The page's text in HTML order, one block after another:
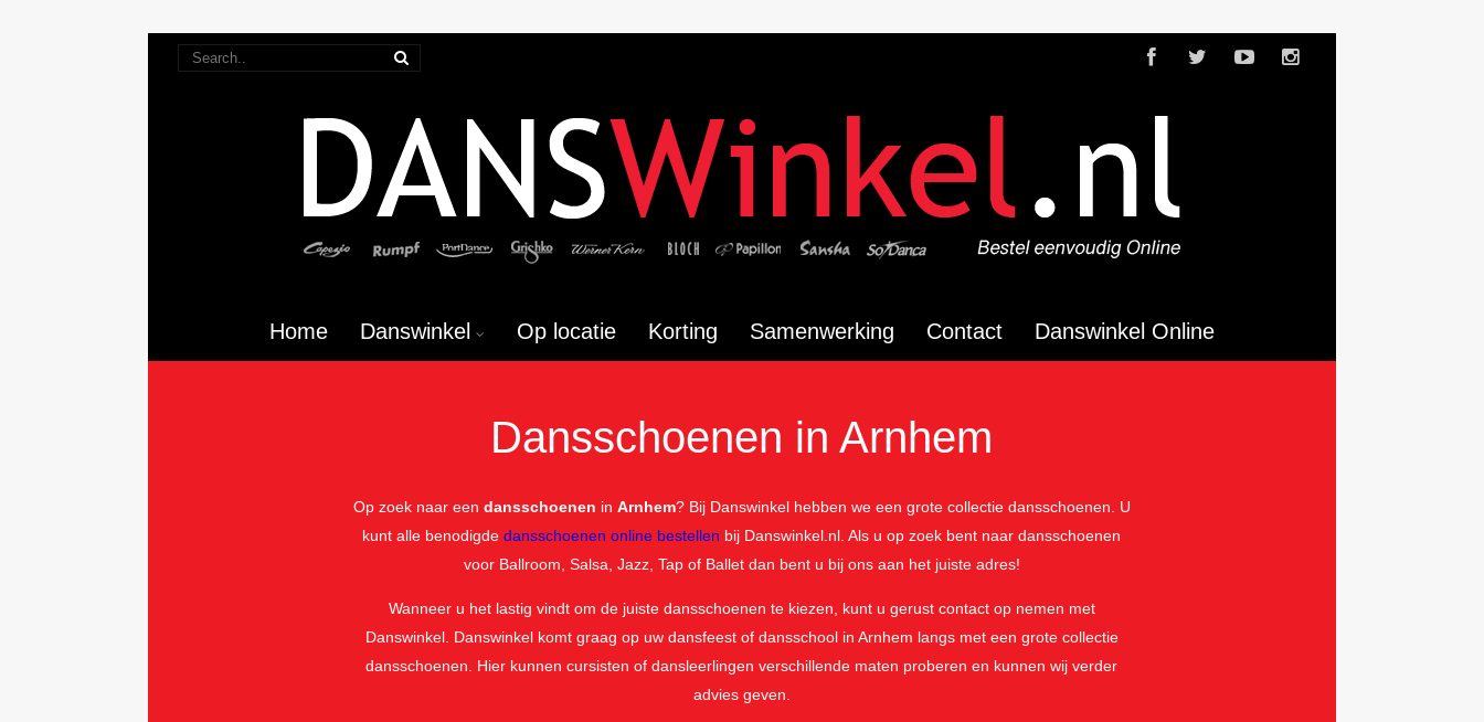
Home Danswinkel Op locatie Korting Samenwerking Contact Danswinkel Online
Dansschoenen in Arnhem
Op zoek naar een dansschoenen in Arnhem? Bij Danswinkel hebben we een grote collectie dansschoenen. U
kunt alle benodigdedansschoenen online bestellen bij Danswinkel.nl. Als u op zoek bent naar dansschoenen
voor Ballroom, Salsa, Jazz, Tap of Ballet dan bent u bij ons aan het juiste adres!
Wanneer u het lastig vindt om de juiste dansschoenen te kiezen, kunt u gerust contact op nemen met
Danswinkel. Danswinkel komt graag op uw dansfeest of dansschool in Arnhem langs met een grote collectie
dansschoenen. Hier kunnen cursisten of dansleerlingen verschillende maten proberen en kunnen wij verder
advies geven.